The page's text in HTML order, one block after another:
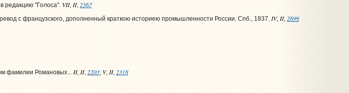
редакцию "Голоса". VII,II, 2567
с французского, дополненный краткою историею промышленности России. Спб., 1837. IV, II, 2699
фамилии Романовых... II,II, 2203;V,II, 2318